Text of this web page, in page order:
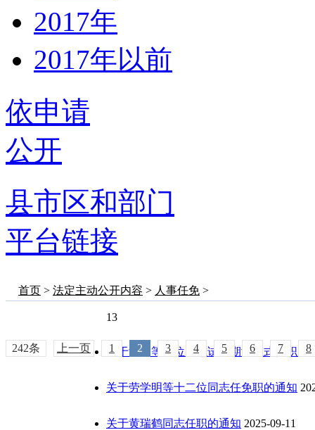
2017年
2017年以前
依申请
公开
县市区和部门
平台链接
首页 > 法定主动公开内容 > 人事任免 >
13
关于潘舒等二位同志试用期满正式任职的
关于劳学明等十二位同志任免职的通知
关于黄瑞鹤同志任职的通知 2025-09-11
242条 上一页 1 2 3 4 5 6 7 8